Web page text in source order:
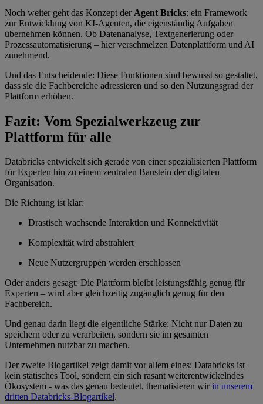
Noch weiter geht das Konzept der Agent Bricks: ein Framework
zur Entwicklung von KI-Agenten, die eigenständig Aufgaben
übernehmen können. Ob Datenanalyse, Textgenerierung oder
Prozessautomatisierung – hier verschmelzen Datenplattform und AI
zunehmend.
Und das Entscheidende: Diese Funktionen sind bewusst so gestaltet,
dass sie die Fachbereiche adressieren und so den Nutzungsgrad der
Plattform erhöhen.
Fazit: Vom Spezialwerkzeug zur
Plattform für alle
Databricks entwickelt sich gerade von einer spezialisierten Plattform
für Experten hin zu einem zentralen Baustein der digitalen
Organisation.
Die Richtung ist klar:
Drastisch wachsende Interaktion und Konnektivität
Komplexität wird abstrahiert
Neue Nutzergruppen werden erschlossen
Oder anders gesagt: Die Plattform bleibt leistungsfähig genug für
Experten – wird aber gleichzeitig zugänglich genug für den
Fachbereich.
Und genau darin liegt die eigentliche Stärke: Nicht nur Daten zu
speichern oder zu verarbeiten, sondern sie im gesamten
Unternehmen nutzbar zu machen.
Der zweite Blogartikel zeigt damit vor allem eines: Databricks ist
kein statisches Tool, sondern ein sich rasant weiterentwickelndes
Ökosystem - was das genau bedeutet, thematisieren wirin unserem
dritten Databricks-Blogartikel.